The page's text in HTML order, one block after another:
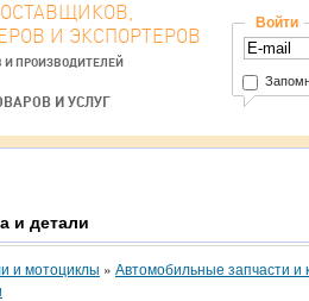
И ЭКСПОРТЕРОВ
И ПРОИЗВОДИТЕЛЕЙ
И УСЛУГ
Войти
и детали
и мотоциклы » Автомобильные запчасти и